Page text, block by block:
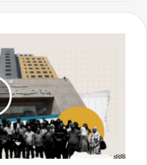
"المهنيّ"
يقبضوا
بدلات
أتعابهم
ويلوّحون
بالإضراب